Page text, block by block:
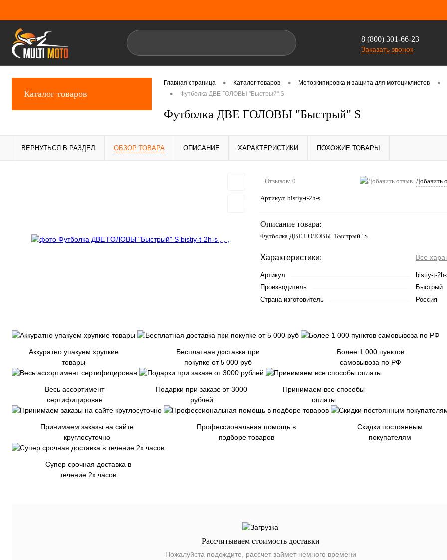
8 (800) 301-66-23
Заказать звонок
Каталог товаров
Главная страница • Каталог товаров • Мотоэкипировка и защита для мотоциклистов
•
•
Футболка ДВЕ ГОЛОВЫ "Быстрый" S
Футболка ДВЕ ГОЛОВЫ "Быстрый" S
ВЕРНУТЬСЯ В РАЗДЕЛ ОБЗОР ТОВАРА ОПИСАНИЕ ХАРАКТЕРИСТИКИ ПОХОЖИЕ ТОВАРЫ
Отзывов: 0 Добавить
Артикул: bistiy-t-2h-s
Описание товара:
Футболка ДВЕ ГОЛОВЫ "Быстрый" S
Характеристики: Все
Артикул
bistiy-t-
Производитель
Быстрый
Страна-изготовитель
Россия
Аккуратно упакуем хрупкие
товары
Бесплатная доставка при
покупке от 5 000 руб
Более 1 000 пунктов
самовывоза по РФ
Весь ассортимент
сертифицирован
Подарки при заказе от 3000
рублей
Принимаем все способы
оплаты
Принимаем заказы на сайте
круглосуточно
Профессиональная помощь в
подборе товаров
Скидки постоянным
покупателям
Супер срочная доставка в
течение 2х часов
Рассчитываем стоимость доставки
Пожалуйста подождите, рассчет займет немного времени